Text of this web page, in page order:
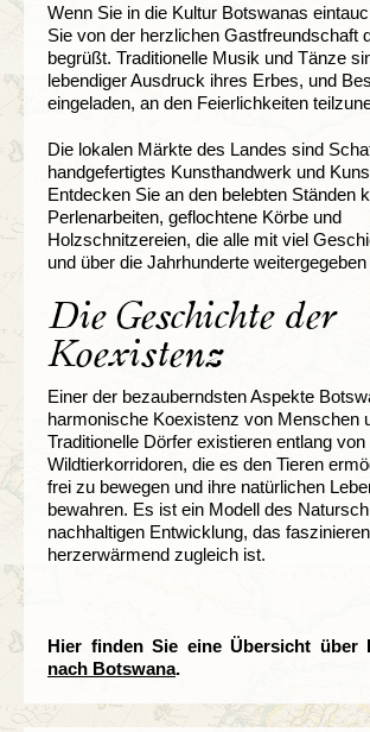
Wenn Sie in die Kultur Botswanas
Sie von der herzlichen Gastfreundschaft
begrüßt. Traditionelle Musik und Tänze
lebendiger Ausdruck ihres Erbes, und
eingeladen, an den Feierlichkeiten
Die lokalen Märkte des Landes sind
handgefertigtes Kunsthandwerk und
Entdecken Sie an den belebten Ständen
Perlenarbeiten, geflochtene Körbe und
Holzschnitzereien, die alle mit viel
und über die Jahrhunderte
Die Geschichte der
Koexistenz
Einer der bezauberndsten Aspekte
harmonische Koexistenz von Menschen
Traditionelle Dörfer existieren entlang von
Wildtierkorridoren, die es den Tieren
frei zu bewegen und ihre natürlichen
bewahren. Es ist ein Modell des
nachhaltigen Entwicklung, das
herzerwärmend zugleich ist.
Hier finden Sie eine Übersicht über
nach Botswana.